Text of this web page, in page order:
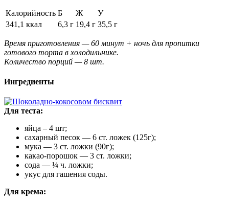
Калорийность Б Ж
У
341,1 ккал
6,3 г 19,4 г 35,5 г
Время приготовления — 60 минут + ночь для пропитки
готового торта в холодильнике.
Количество порций — 8 шт.
Ингредиенты
Для теста:
яйца – 4 шт;
сахарный песок — 6 ст. ложек (125г);
мука — 3 ст. ложки (90г);
какао-порошок — 3 ст. ложки;
сода — ¼ ч. ложки;
укус для гашения соды.
Для крема: